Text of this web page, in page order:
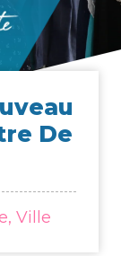
De
, Ville